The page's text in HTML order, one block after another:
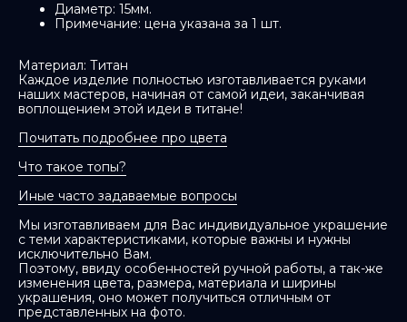
Диаметр: 15мм.
Примечание: цена указана за 1 шт.
Материал: Титан
Каждое изделие полностью изготавливается руками
наших мастеров, начиная от самой идеи, заканчивая
воплощением этой идеи в титане!
Почитать подробнее про цвета
Что такое топы?
Иные часто задаваемые вопросы
Мы изготавливаем для Вас индивидуальное украшение
с теми характеристиками, которые важны и нужны
исключительно Вам.
Поэтому, ввиду особенностей ручной работы, а так-же
изменения цвета, размера, материала и ширины
украшения, оно может получиться отличным от
представленных на фото.